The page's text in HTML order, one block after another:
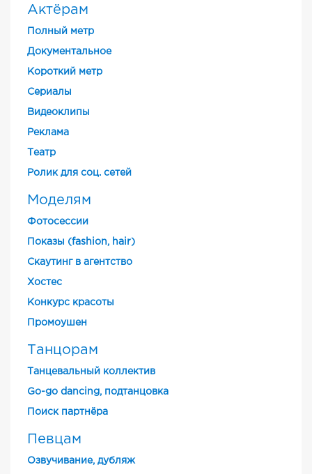
Актёрам
Полный метр
Документальное
Короткий метр
Cериалы
Видеоклипы
Реклама
Театр
Ролик для соц. сетей
Моделям
Фотосессии
Показы (fashion, hair)
Скаутинг в агентство
Хостес
Конкурс красоты
Промоушен
Танцорам
Танцевальный коллектив
Go-go dancing, подтанцовка
Поиск партнёра
Певцам
Озвучивание, дубляж